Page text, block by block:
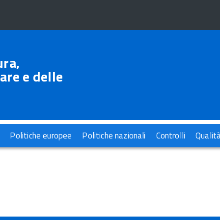
e delle
Politiche europee Politiche nazionali Controlli